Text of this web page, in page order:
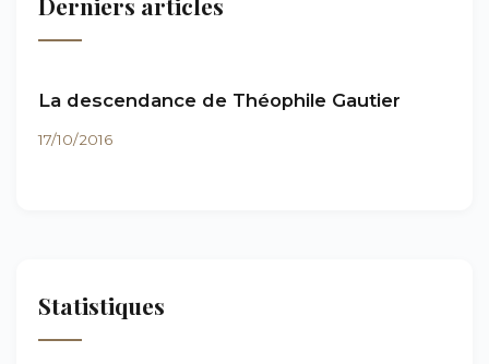
La descendance de Théophile Gautier
17/10/2016
Statistiques